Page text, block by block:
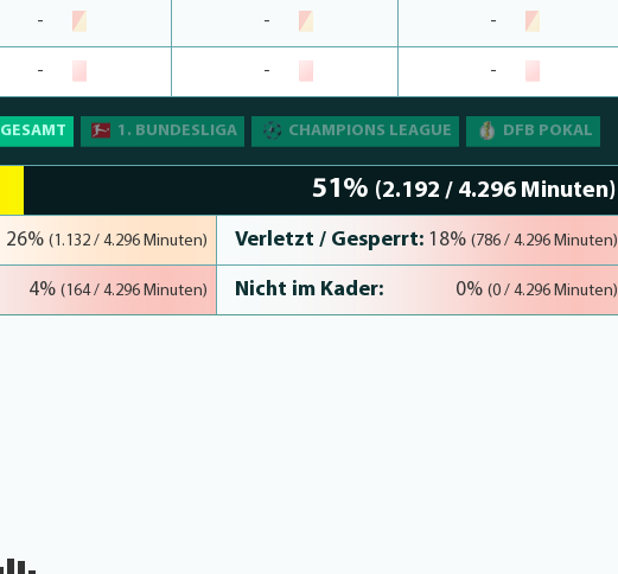
- - -
- - -
GESAMT 1. BUNDESLIGA CHAMPIONS LEAGUE DFB POKAL
51% (2.192 / 4.296 Minuten)
26% (1.132 / 4.296 Minuten) Verletzt / Gesperrt: 18% (786 / 4.296 Minuten)
4% (164 / 4.296 Minuten) Nicht im Kader: 0% (0 / 4.296 Minuten)